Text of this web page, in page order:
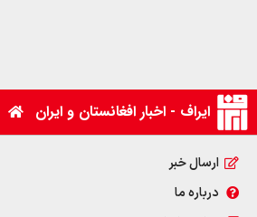
ایراف - اخبار افغانستان و ایران
ارسال خبر
درباره ما